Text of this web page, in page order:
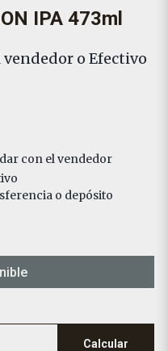
IPA 473ml
o Efectivo
con el vendedor
o depósito
Calcular